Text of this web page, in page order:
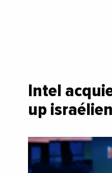
Intel
up